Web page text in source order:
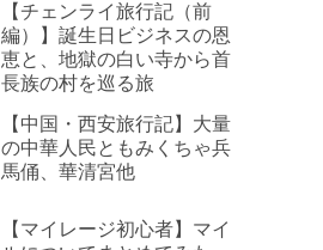
ネスクラスで足元の狭さに
咽び泣く旅
【チェンライ旅行記（前
編）】誕生日ビジネスの恩
恵と、地獄の白い寺から首
長族の村を巡る旅
【中国・西安旅行記】大量
の中華人民ともみくちゃ兵
馬俑、華清宮他
【マイレージ初心者】マイ